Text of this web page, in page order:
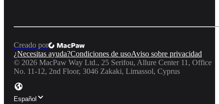
Creado por
¿Necesitas ayuda?Condiciones de usoAviso sobre privacidad
© 2026 MacPaw Way Ltd., 25 Serifou, Allure Center 11, Office
No. 11-12, 2nd Floor, 3046 Zakaki, Limassol, Cyprus
Español